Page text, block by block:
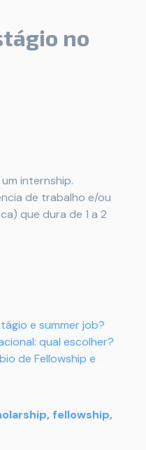
no
internship.
de trabalho e/ou
que dura de 1 a 2
e summer job?
qual escolher?
de Fellowship e
fellowship,